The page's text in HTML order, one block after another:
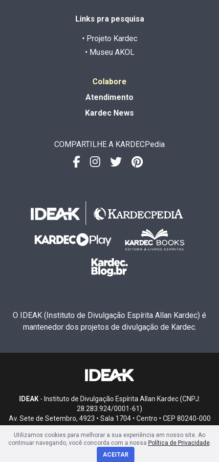
Links pra pesquisa
• Projeto Kardec
• Museu AKOL
Colabore
Atendimento
Kardec News
COMPARTILHE A KARDECPedia
O IDEAK (Instituto de Divulgação Espírita Allan Kardec) é
mantenedor dos projetos de divulgação de Kardec.
IDEAK- Instituto de Divulgação Espírita Allan Kardec (CNPJ:
28.283.924/0001-61)
Av. Sete de Setembro, 4923 • Sala 1704 • Centro • CEP 80240-000
Utilizamos cookies para melhorar a sua experiência em nosso site. Ao
continuar navegando, você concorda com a nossa Política de Privacidade.
ACEITAR